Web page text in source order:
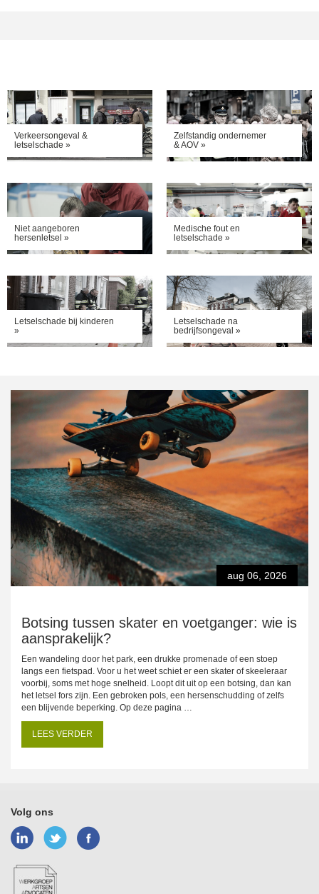
Verkeersongeval &
letselschade »
Zelfstandig ondernemer
& AOV »
Niet aangeboren
hersenletsel »
Medische fout en
letselschade »
Letselschade bij kinderen
»
Letselschade na
bedrijfsongeval »
Uitgelicht
aug 06, 2026
Botsing tussen skater en voetganger: wie is
aansprakelijk?
Een wandeling door het park, een drukke promenade of een stoep
langs een fietspad. Voor u het weet schiet er een skater of skeeleraar
voorbij, soms met hoge snelheid. Loopt dit uit op een botsing, dan kan
het letsel fors zijn. Een gebroken pols, een hersenschudding of zelfs
een blijvende beperking. Op deze pagina …
LEES VERDER
Volg ons